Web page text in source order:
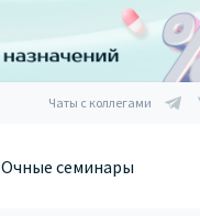
Чаты с коллегами
Очные семинары